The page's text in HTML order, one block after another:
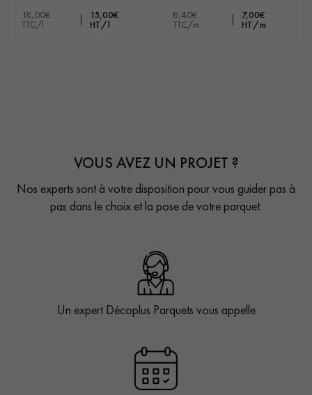
18,00€
TTC/l
15,00€
HT/l
8,40€
TTC/m
7,00€
HT/m
VOUS AVEZ UN PROJET ?
Nos experts sont à votre disposition pour vous guider pas à
pas dans le choix et la pose de votre parquet.
Un expert Décoplus Parquets vous appelle